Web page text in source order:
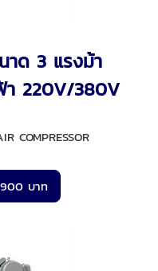
าด 3 แรงม้า
า 220V/380V
COMPRESSOR
บาท